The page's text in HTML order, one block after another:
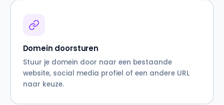
Domein doorsturen
Stuur je domein door naar een bestaande
website, social media profiel of een andere URL
naar keuze.